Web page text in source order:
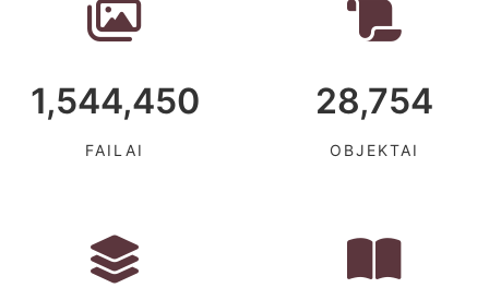
1,544,450
FAILAI
28,754
OBJEKTAI